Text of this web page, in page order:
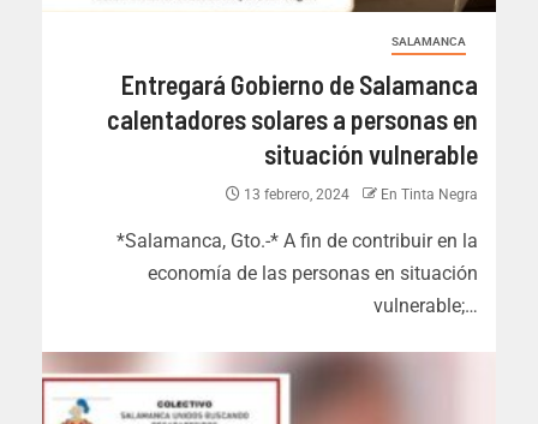
SALAMANCA
Entregará Gobierno de Salamanca
calentadores solares a personas en
situación vulnerable
13 febrero, 2024 En Tinta Negra
*Salamanca, Gto.-* A fin de contribuir en la
economía de las personas en situación
vulnerable;…